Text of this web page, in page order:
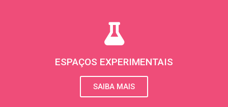
ESPAÇOS EXPERIMENTAIS
SAIBA MAIS